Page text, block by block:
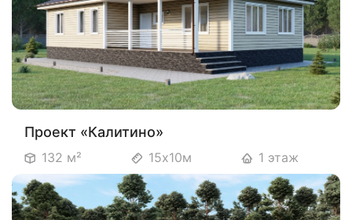
Проект «Калитино»
132 м² 15х10м 1 этаж